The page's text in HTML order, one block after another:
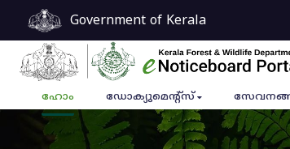
Government of Kerala
ഹോം ഡോക്യുമെൻ്റ്സ്